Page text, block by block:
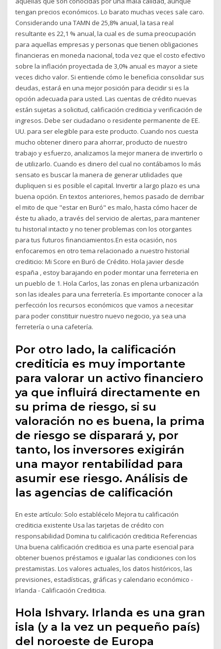
tengan precios económicos. Lo barato muchas veces sale caro.
Considerando una TAMN de 25,8% anual, la tasa real
resultante es 22,1 % anual, la cual es de suma preocupación
para aquellas empresas y personas que tienen obligaciones
financieras en moneda nacional, toda vez que el costo efectivo
sobre la inflación proyectada de 3,0% anual es mayor a siete
veces dicho valor. Si entiende cómo le beneficia consolidar sus
deudas, estará en una mejor posición para decidir si es la
opción adecuada para usted. Las cuentas de crédito nuevas
están sujetas a solicitud, calificación crediticia y verificación de
ingresos. Debe ser ciudadano o residente permanente de EE.
UU. para ser elegible para este producto. Cuando nos cuesta
mucho obtener dinero para ahorrar, producto de nuestro
trabajo y esfuerzo, analizamos la mejor manera de invertirlo o
de utilizarlo. Cuando es dinero del cual no contábamos lo más
sensato es buscar la manera de generar utilidades que
dupliquen si es posible el capital. Invertir a largo plazo es una
buena opción. En textos anteriores, hemos pasado de derribar
el mito de que "estar en Buró" es malo, hasta cómo hacer de
éste tu aliado, a través del servicio de alertas, para mantener
tu historial intacto y no tener problemas con los otorgantes
para tus futuros financiamientos.En esta ocasión, nos
enfocaremos en otro tema relacionado a nuestro historial
crediticio: Mi Score en Buró de Crédito. Hola javier desde
españa , estoy barajando en poder montar una ferreteria en
un pueblo de 1. Hola Carlos, las zonas en plena urbanización
son las ideales para una ferretería. Es importante conocer a la
perfección los recursos económicos que vamos a necesitar
para poder constituir nuestro nuevo negocio, ya sea una
ferretería o una cafetería.
Por otro lado, la calificación
crediticia es muy importante
para valorar un activo financiero
ya que influirá directamente en
su prima de riesgo, si su
valoración no es buena, la prima
de riesgo se disparará y, por
tanto, los inversores exigirán
una mayor rentabilidad para
asumir ese riesgo. Análisis de
las agencias de calificación
En este artículo: Solo establécelo Mejora tu calificación
crediticia existente Usa las tarjetas de crédito con
responsabilidad Domina tu calificación crediticia Referencias
Una buena calificación crediticia es una parte esencial para
obtener buenos préstamos e igualar las condiciones con los
prestamistas. Los valores actuales, los datos históricos, las
previsiones, estadísticas, gráficas y calendario económico -
Irlanda - Calificación Crediticia.
Hola Ishvary. Irlanda es una gran
isla (y a la vez un pequeño país)
del noroeste de Europa